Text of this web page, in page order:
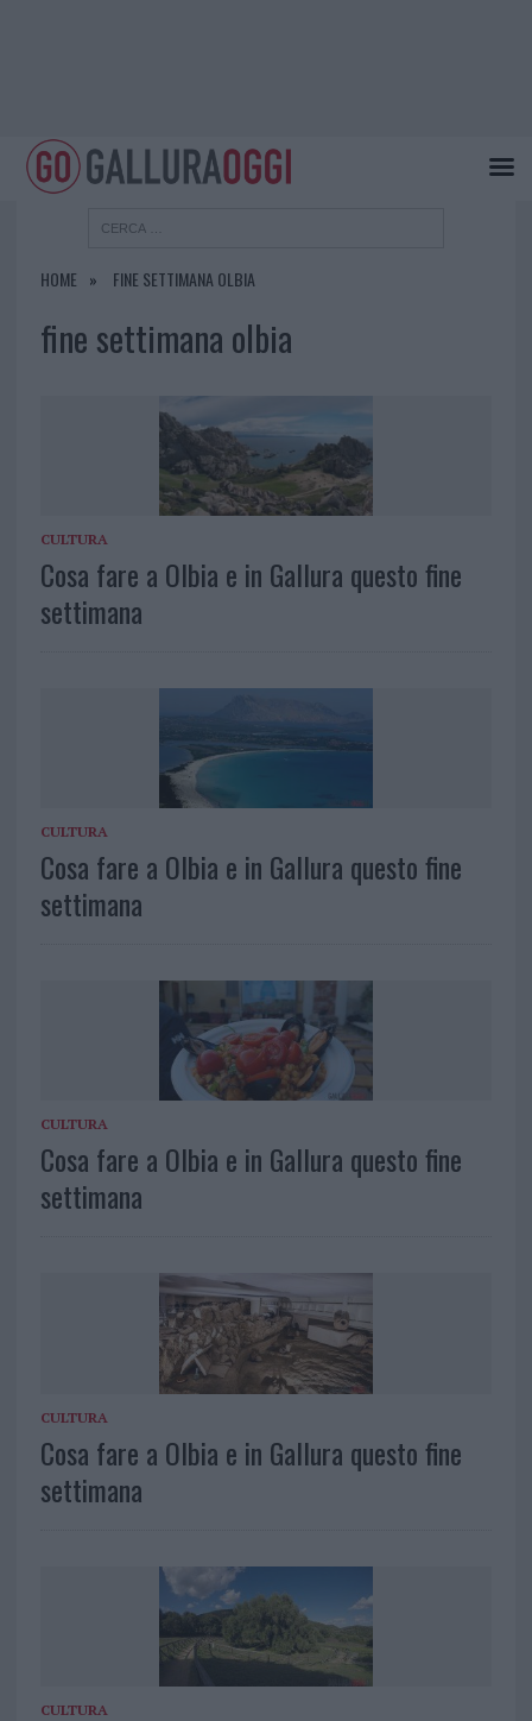
HOME FINE SETTIMANA OLBIA
fine settimana olbia
CULTURA
Cosa fare a Olbia e in Gallura questo fine
settimana
CULTURA
Cosa fare a Olbia e in Gallura questo fine
settimana
CULTURA
Cosa fare a Olbia e in Gallura questo fine
settimana
CULTURA
Cosa fare a Olbia e in Gallura questo fine
settimana
CULTURA